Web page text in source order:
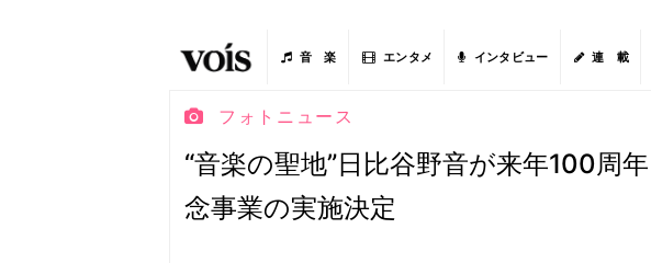
音 楽 エンタメ インタビュー 連 載
フォトニュース
“音楽の聖地”日比谷野音が来年100周
念事業の実施決定